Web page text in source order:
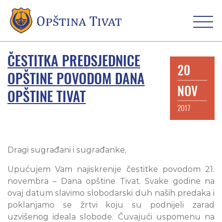
ČESTITKA PREDSJEDNICE
OPŠTINE POVODOM DANA
OPŠTINE TIVAT
20
NOV
2017
Dragi sugrađani i sugrađanke,
Upućujem Vam najiskrenije čestitke povodom 21.
novembra – Dana opštine Tivat. Svake godine na
ovaj datum slavimo slobodarski duh naših predaka i
poklanjamo se žrtvi koju su podnijeli zarad
uzvišenog ideala slobode. Čuvajući uspomenu na